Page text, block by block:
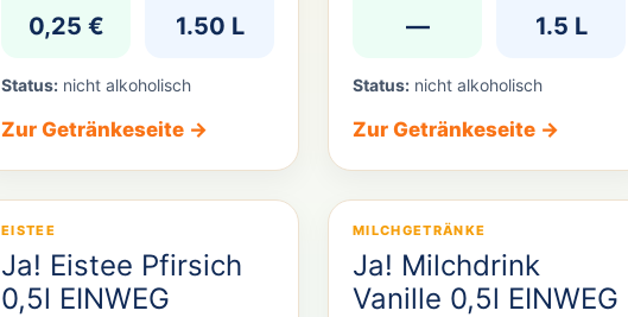
0,25 € 1.50 L
Status: nicht alkoholisch
Zur Getränkeseite →
— 1.5 L
Status: nicht alkoholisch
Zur Getränkeseite →
EISTEE
Ja! Eistee Pfirsich
0,5l EINWEG
MILCHGETRÄNKE
Ja! Milchdrink
Vanille 0,5l EINWEG